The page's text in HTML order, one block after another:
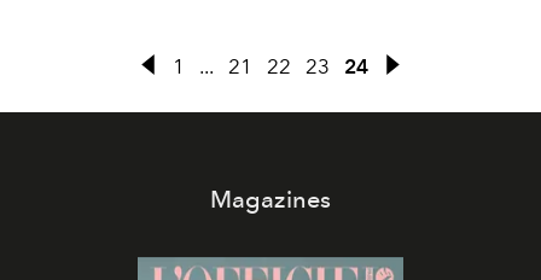
1 ... 21 22 23 24
Magazines